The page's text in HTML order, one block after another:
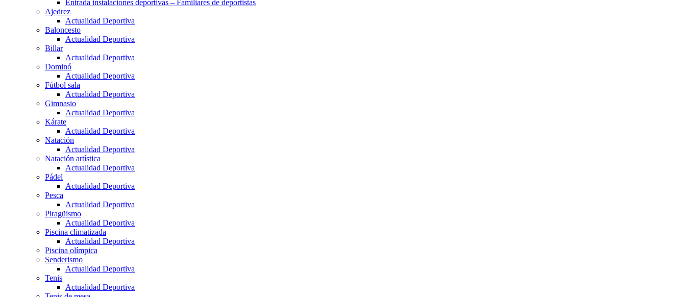
Entrada instalaciones deportivas – Familiares de deportistas
Ajedrez
Actualidad Deportiva
Baloncesto
Actualidad Deportiva
Billar
Actualidad Deportiva
Dominó
Actualidad Deportiva
Fútbol sala
Actualidad Deportiva
Gimnasio
Actualidad Deportiva
Kárate
Actualidad Deportiva
Natación
Actualidad Deportiva
Natación artística
Actualidad Deportiva
Pádel
Actualidad Deportiva
Pesca
Actualidad Deportiva
Piragüismo
Actualidad Deportiva
Piscina climatizada
Actualidad Deportiva
Piscina olímpica
Senderismo
Actualidad Deportiva
Tenis
Actualidad Deportiva